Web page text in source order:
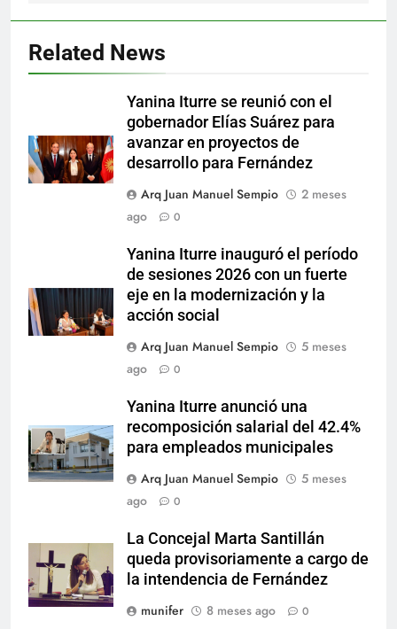
Related News
Yanina Iturre se reunió con el
gobernador Elías Suárez para
avanzar en proyectos de
desarrollo para Fernández
Arq Juan Manuel Sempio
2 meses
ago
0
Yanina Iturre inauguró el período
de sesiones 2026 con un fuerte
eje en la modernización y la
acción social
Arq Juan Manuel Sempio
5 meses
ago
0
Yanina Iturre anunció una
recomposición salarial del 42.4%
para empleados municipales
Arq Juan Manuel Sempio
5 meses
ago
0
La Concejal Marta Santillán
queda provisoriamente a cargo de
la intendencia de Fernández
munifer
8 meses ago 0